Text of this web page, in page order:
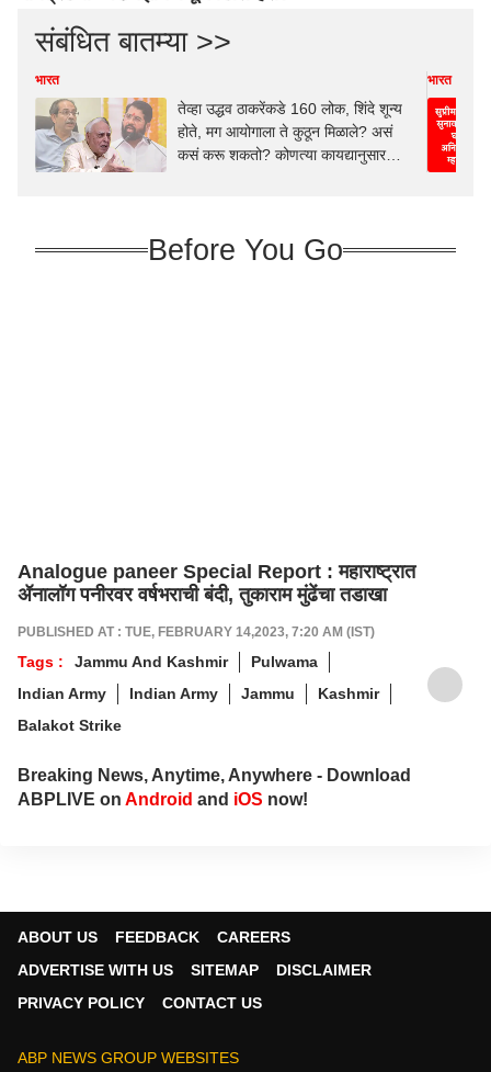
संबंधित बातम्या >>
भारत
तेव्हा उद्धव ठाकरेंकडे 160 लोक, शिंदे शून्य
होते, मग आयोगाला ते कुठून मिळाले? असं
कसं करू शकतो? कोणत्या कायद्यानुसार
भारत
Before You Go
Analogue paneer Special Report : महाराष्ट्रात
ॲनालॉग पनीरवर वर्षभराची बंदी, तुकाराम मुंढेंचा तडाखा
PUBLISHED AT : TUE, FEBRUARY 14,2023, 7:20 AM (IST)
Tags : Jammu And Kashmir
Pulwama
Indian Army
Indian Army Jammu
Kashmir
Balakot Strike
Breaking News, Anytime, Anywhere - Download
ABPLIVE on Android and iOS now!
ABOUT US FEEDBACK
CAREERS
ADVERTISE WITH US
SITEMAP
DISCLAIMER
PRIVACY POLICY
CONTACT US
ABP NEWS GROUP WEBSITES